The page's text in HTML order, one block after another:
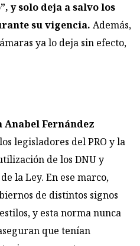
y solo deja a salvo los
su vigencia. Además,
ya lo deja sin efecto,
Anabel Fernández
legisladores del PRO y la
de los DNU y
la Ley. En ese marco,
de distintos signos
y esta norma nunca
que tenían